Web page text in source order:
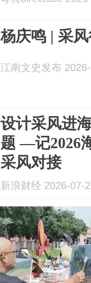
杨庆鸣 | 采
江南文史发布
设计采风进
题 —记2026
采风对接
新浪财经 2026-07-